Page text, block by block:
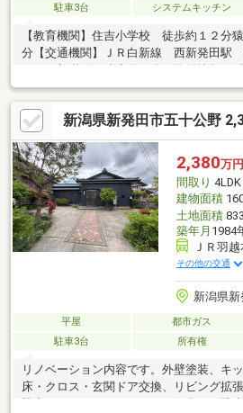
駐車3台
システムキッチン
【教育機関】住吉小学校 徒歩約１２分
分【交通機関】ＪＲ白新線 西新発田駅
バス 新栄町 徒歩約５分－物件情報－■
ハウス施工■エアコン4台付き（残置物扱
セント有、ガスストーブ使用可能！■駐
車含む)■物置もあり収納充実■住宅の裏側
っており、住宅が密集せず開放感があり
タイプでバリアフリー
新潟県新発田市五十公野
2,380万円
間取り 4LDK
建物面積
土地面積
築年月 1984
ＪＲ羽
その他の交通
新潟県
平屋 都市ガス
駐車3台
所有権
リノベーション内容です。外壁塗装、キ
床・クロス・玄関ドア交換、リビング拡